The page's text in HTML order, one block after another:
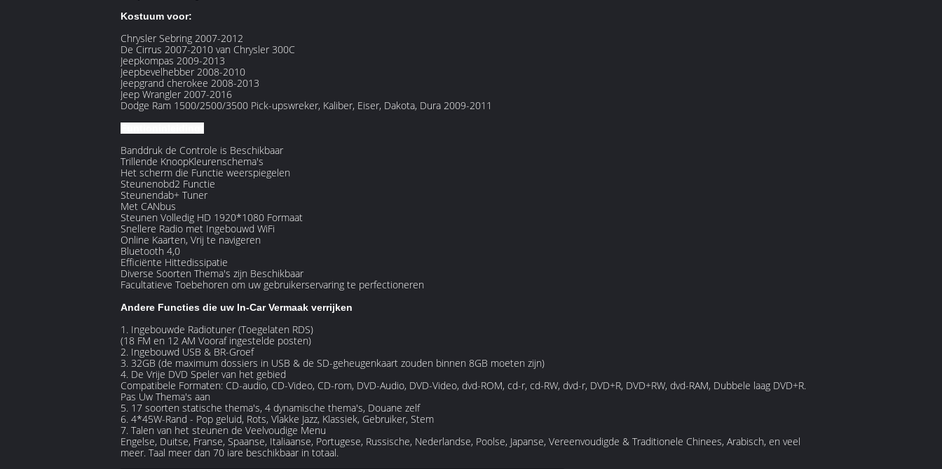
Kostuum voor:
Chrysler Sebring 2007-2012
De Cirrus 2007-2010 van Chrysler 300C
Jeepkompas 2009-2013
Jeepbevelhebber 2008-2010
Jeepgrand cherokee 2008-2013
Jeep Wrangler 2007-2016
Dodge Ram 1500/2500/3500 Pick-upswreker, Kaliber, Eiser, Dakota, Dura 2009-2011
Banddruk de Controle is Beschikbaar
Trillende KnoopKleurenschema's
Het scherm die Functie weerspiegelen
Steunenobd2 Functie
Steunendab+ Tuner
Met CANbus
Steunen Volledig HD 1920*1080 Formaat
Snellere Radio met Ingebouwd WiFi
Online Kaarten, Vrij te navigeren
Bluetooth 4,0
Efficiënte Hittedissipatie
Diverse Soorten Thema's zijn Beschikbaar
Facultatieve Toebehoren om uw gebruikerservaring te perfectioneren
Andere Functies die uw In-Car Vermaak verrijken
1. Ingebouwde Radiotuner (Toegelaten RDS)
(18 FM en 12 AM Vooraf ingestelde posten)
2. Ingebouwd USB & BR-Groef
3. 32GB (de maximum dossiers in USB & de SD-geheugenkaart zouden binnen 8GB moeten zijn)
4. De Vrije DVD Speler van het gebied
Compatibele Formaten: CD-audio, CD-Video, CD-rom, DVD-Audio, DVD-Video, dvd-ROM, cd-r, cd-RW, dvd-r, DVD+R, DVD+RW, dvd-RAM, Dubbele laag DVD+R.
Pas Uw Thema's aan
5. 17 soorten statische thema's, 4 dynamische thema's, Douane zelf
6. 4*45W-Rand - Pop geluid, Rots, Vlakke Jazz, Klassiek, Gebruiker, Stem
7. Talen van het steunen de Veelvoudige Menu
Engelse, Duitse, Franse, Spaanse, Italiaanse, Portugese, Russische, Nederlandse, Poolse, Japanse, Vereenvoudigde & Traditionele Chinees, Arabisch, en veel
meer. Taal meer dan 70 iare beschikbaar in totaal.